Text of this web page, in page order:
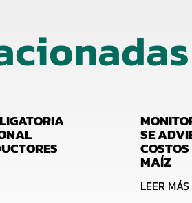
SE
MAÍZ
LEER MÁS